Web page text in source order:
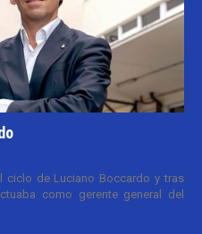
ciclo de Luciano Boccardo y tras
como gerente general del